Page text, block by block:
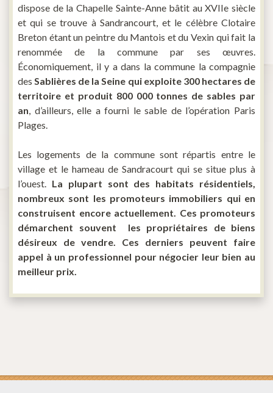
dispose de la Chapelle Sainte-Anne bâtit au XVIIe siècle
et qui se trouve à Sandrancourt, et le célèbre Clotaire
Breton étant un peintre du Mantois et du Vexin qui fait la
renommée de la commune par ses œuvres.
Économiquement, il y a dans la commune la compagnie
desSablières de la Seine qui exploite 300 hectares de
territoire et produit 800 000 tonnes de sables par
an, d’ailleurs, elle a fourni le sable de l’opération Paris
Plages.
Les logements de la commune sont répartis entre le
village et le hameau de Sandracourt qui se situe plus à
l’ouest. La plupart sont des habitats résidentiels,
nombreux sont les promoteurs immobiliers qui en
construisent encore actuellement. Ces promoteurs
démarchent souvent les propriétaires de biens
désireux de vendre. Ces derniers peuvent faire
appel à un professionnel pour négocier leur bien au
meilleur prix.